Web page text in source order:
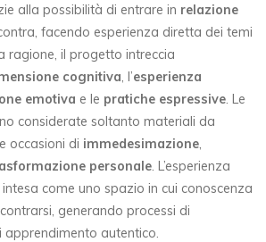
alla possibilità di entrare in relazione
facendo esperienza diretta dei temi
ragione, il progetto intreccia
cognitiva, l’esperienza
emotiva e le pratiche espressive. Le
considerate soltanto materiali da
occasioni di immedesimazione,
personale. L’esperienza
come uno spazio in cui conoscenza
generando processi di
apprendimento autentico.